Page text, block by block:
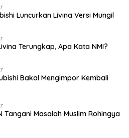
Luncurkan Livina Versi Mungil
Terungkap, Apa Kata NMI?
Bakal Mengimpor Kembali
Tangani Masalah Muslim Rohingya